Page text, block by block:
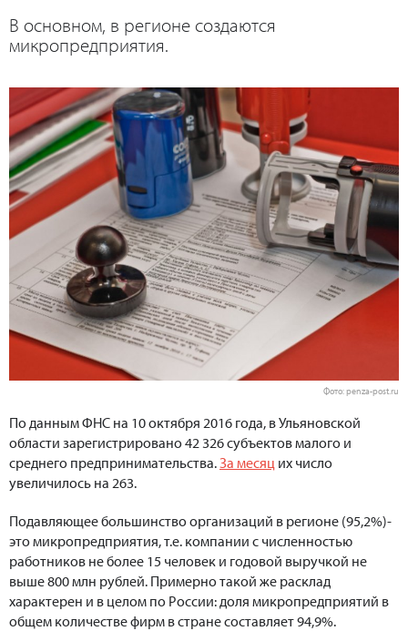
В основном, в регионе создаются
микропредприятия.
Фото: penza-post.ru
По данным ФНС на 10 октября 2016 года, в Ульяновской
области зарегистрировано 42 326 субъектов малого и
среднего предпринимательства.За месяц их число
увеличилось на 263.
Подавляющее большинство организаций в регионе (95,2%)-
это микропредприятия, т.е. компании с численностью
работников не более 15 человек и годовой выручкой не
выше 800 млн рублей. Примерно такой же расклад
характерен и в целом по России: доля микропредприятий в
общем количестве фирм в стране составляет 94,9%.